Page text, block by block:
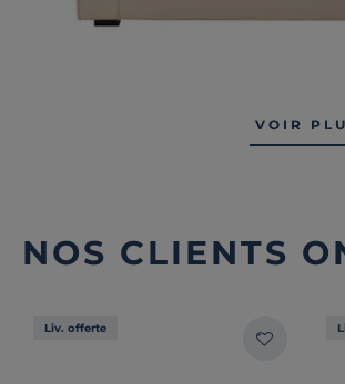
VOIR
NOS CLIENTS
Liv. offerte